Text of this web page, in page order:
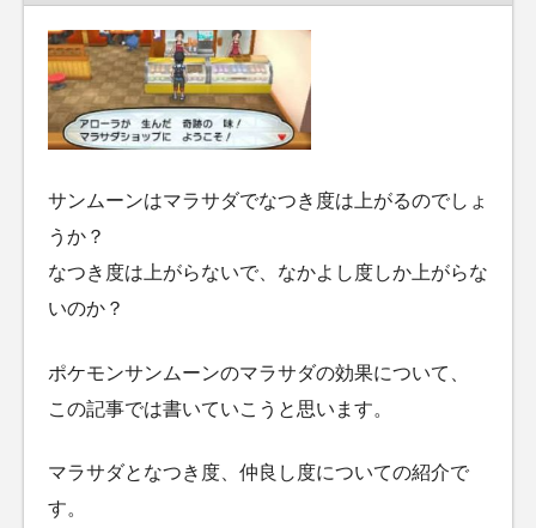
サンムーンはマラサダでなつき度は上がるのでしょ
うか？
なつき度は上がらないで、なかよし度しか上がらな
いのか？
ポケモンサンムーンのマラサダの効果について、
この記事では書いていこうと思います。
マラサダとなつき度、仲良し度についての紹介で
す。